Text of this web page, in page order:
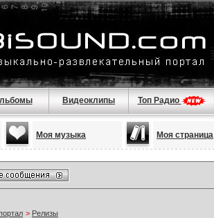
Видеоклипы Топ Радио
Моя музыка Моя страница
> Релизы